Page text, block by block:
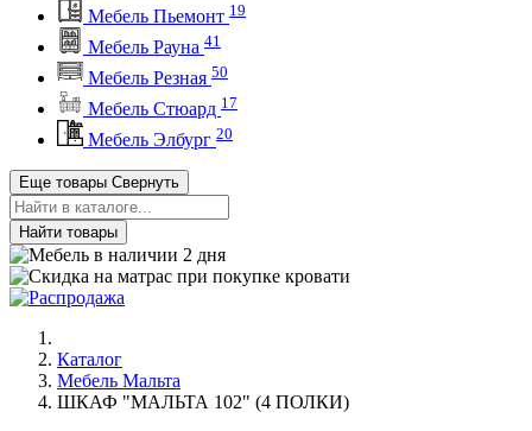
Мебель Пьемонт 19
Мебель Рауна 41
Мебель Резная 50
Мебель Стюард 17
Мебель Элбург 20
Еще товары Свернуть
Найти товары
Каталог
Мебель Мальта
ШКАФ "МАЛЬТА 102" (4 ПОЛКИ)